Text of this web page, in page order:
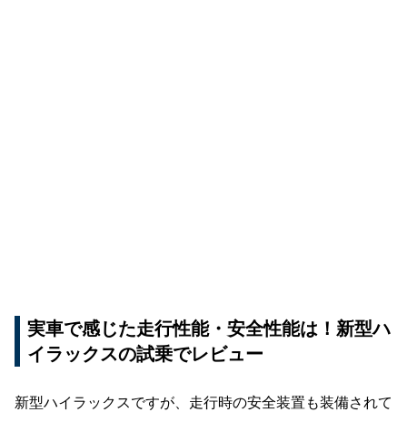
実車で感じた走行性能・安全性能は！新型ハ
イラックスの試乗でレビュー
新型ハイラックスですが、走行時の安全装置も装備されて